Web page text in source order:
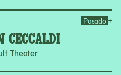
CECCALDI
Theater
Pasado +